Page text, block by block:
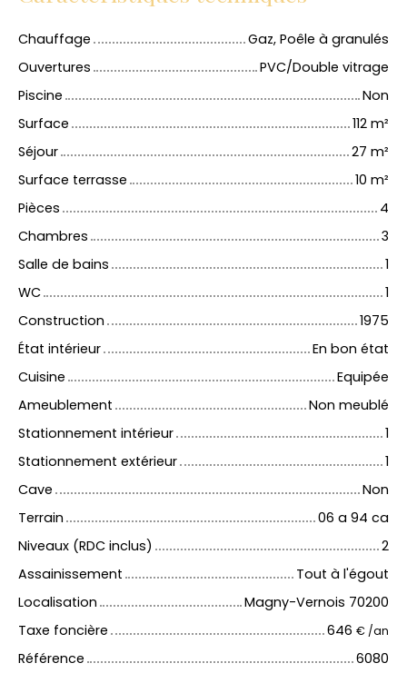
Chauffage
Gaz, Poêle à granulés
Ouvertures
PVC/Double vitrage
Piscine
Non
Surface
112 m²
Séjour
27 m²
Surface terrasse
10 m²
Pièces
4
Chambres
3
Salle de bains
1
WC
1
Construction
1975
État intérieur
En bon état
Cuisine
Equipée
Ameublement
Non meublé
Stationnement intérieur
1
Stationnement extérieur
1
Cave
Non
Terrain
06 a 94 ca
Niveaux (RDC inclus)
2
Assainissement
Tout à l'égout
Localisation
Magny-Vernois 70200
Taxe foncière
646 € /an
Référence 6080